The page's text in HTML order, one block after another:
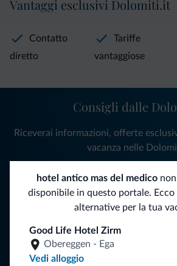
hotel antico mas del mediconon
disponibile in questo portale. Ecco
alternative per la tua
Good Life Hotel Zirm
Obereggen - Ega
Vedi alloggio
Vantaggi esclusivi Dolomiti.it
Contatto
diretto
Tariffe
vantaggiose
Segui Dolomiti.it
Consigli dalle
Riceverai informazioni, offerte
vacanza nelle
ISCRIVITI ALLA